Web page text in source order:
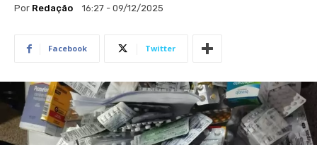
Por Redação 16:27 - 09/12/2025
Facebook Twitter